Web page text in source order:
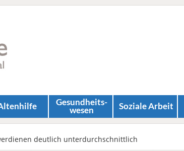
Gesundheits­
wesen Soziale Arbeit
deutlich unterdurchschnittlich